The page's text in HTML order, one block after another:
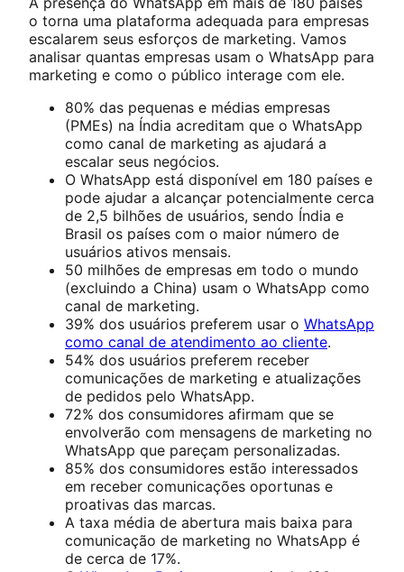
o torna uma plataforma adequada para empresas
escalarem seus esforços de marketing. Vamos
analisar quantas empresas usam o WhatsApp para
marketing e como o público interage com ele.
80% das pequenas e médias empresas
(PMEs) na Índia acreditam que o WhatsApp
como canal de marketing as ajudará a
escalar seus negócios.
O WhatsApp está disponível em 180 países e
pode ajudar a alcançar potencialmente cerca
de 2,5 bilhões de usuários, sendo Índia e
Brasil os países com o maior número de
usuários ativos mensais.
50 milhões de empresas em todo o mundo
(excluindo a China) usam o WhatsApp como
canal de marketing.
39% dos usuários preferem usar o WhatsApp
como canal de atendimento ao cliente.
54% dos usuários preferem receber
comunicações de marketing e atualizações
de pedidos pelo WhatsApp.
72% dos consumidores afirmam que se
envolverão com mensagens de marketing no
WhatsApp que pareçam personalizadas.
85% dos consumidores estão interessados
em receber comunicações oportunas e
proativas das marcas.
A taxa média de abertura mais baixa para
comunicação de marketing no WhatsApp é
de cerca de 17%.